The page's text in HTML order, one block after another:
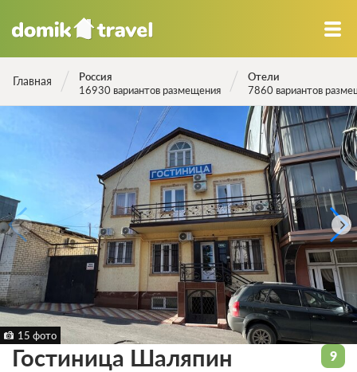
Главная
Россия
16930 вариантов размещения
Отели
7860 вариантов
15 фото
Гостиница Шаляпин 9